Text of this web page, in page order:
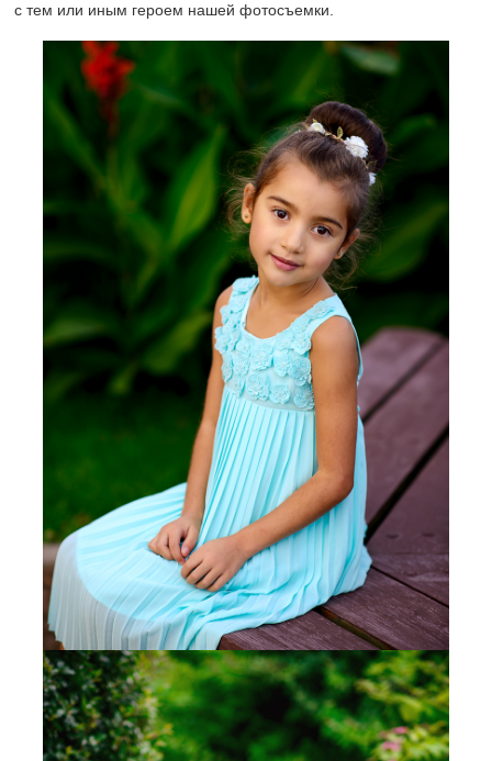
с тем или иным героем нашей фотосъемки.